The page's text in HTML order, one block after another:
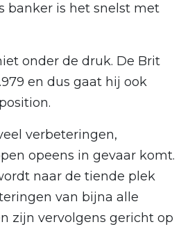
banker is het snelst met
onder de druk. De Brit
en dus gaat hij ook
verbeteringen,
opeens in gevaar komt.
naar de tiende plek
van bijna alle
zijn vervolgens gericht op